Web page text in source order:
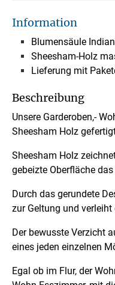
Information
Blumensäule
Sheesham-Holz
Lieferung mit
Beschreibung
Unsere Garderoben,-
Sheesham Holz
Sheesham Holz
gebeizte Oberfläche
Durch das gerundete
zur Geltung und
Der bewusste Verzicht
eines jeden einzelnen
Egal ob im Flur, der